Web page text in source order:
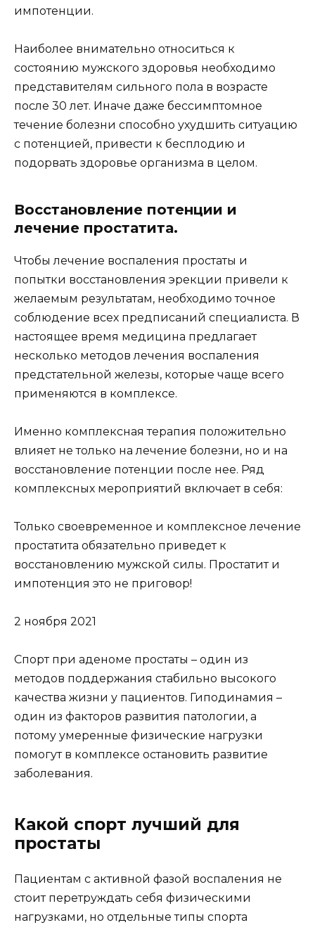
импотенции.
Наиболее внимательно относиться к
состоянию мужского здоровья необходимо
представителям сильного пола в возрасте
после 30 лет. Иначе даже бессимптомное
течение болезни способно ухудшить ситуацию
с потенцией, привести к бесплодию и
подорвать здоровье организма в целом.
Восстановление потенции и
лечение простатита.
Чтобы лечение воспаления простаты и
попытки восстановления эрекции привели к
желаемым результатам, необходимо точное
соблюдение всех предписаний специалиста. В
настоящее время медицина предлагает
несколько методов лечения воспаления
предстательной железы, которые чаще всего
применяются в комплексе.
Именно комплексная терапия положительно
влияет не только на лечение болезни, но и на
восстановление потенции после нее. Ряд
комплексных мероприятий включает в себя:
Только своевременное и комплексное лечение
простатита обязательно приведет к
восстановлению мужской силы. Простатит и
импотенция это не приговор!
2 ноября 2021
Спорт при аденоме простаты – один из
методов поддержания стабильно высокого
качества жизни у пациентов. Гиподинамия –
один из факторов развития патологии, а
потому умеренные физические нагрузки
помогут в комплексе остановить развитие
заболевания.
Какой спорт лучший для
простаты
Пациентам с активной фазой воспаления не
стоит перетруждать себя физическими
нагрузками, но отдельные типы спорта